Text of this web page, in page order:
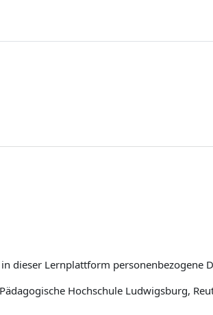
dieser Lernplattform personenbezogene
Hochschule Ludwigsburg,